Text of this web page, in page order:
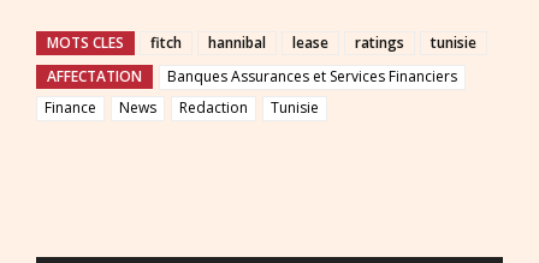
MOTS CLES fitch hannibal lease ratings
tunisie
AFFECTATION
Banques Assurances et Services Financiers
Finance
News Redaction Tunisie